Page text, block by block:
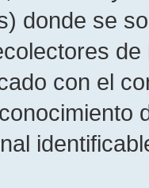
donde se
con el